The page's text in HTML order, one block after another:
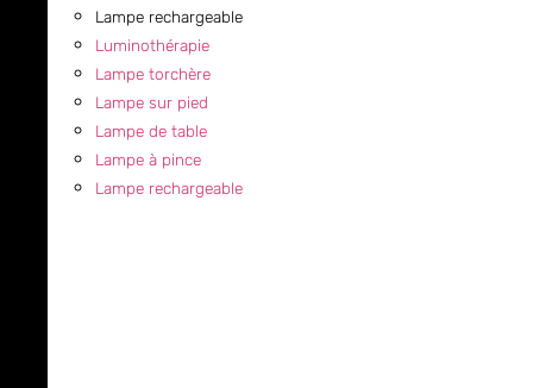
Lampe rechargeable
Luminothérapie
Lampe torchère
Lampe sur pied
Lampe de table
Lampe à pince
Lampe rechargeable